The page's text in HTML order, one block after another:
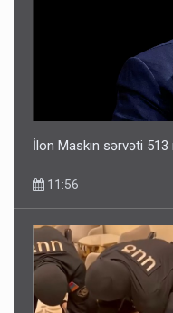
İlon Maskın sərvəti 513
11:56